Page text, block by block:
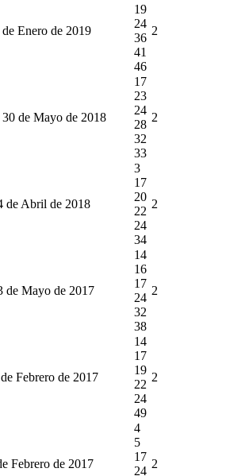
de Enero de 2019
19
24
36
41
46
2
de Mayo de 2018
17
23
24
28
32
33
2
de Abril de 2018
3
17
20
22
24
34
2
de Mayo de 2017
14
16
17
24
32
38
2
Febrero de 2017
14
17
19
22
24
49
2
Febrero de 2017
4
5
17
24
2